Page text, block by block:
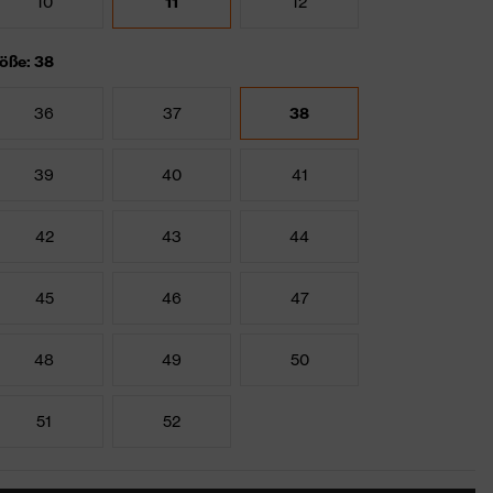
38
36 37 38
39 40 41
42 43 44
45 46 47
48 49 50
51 52